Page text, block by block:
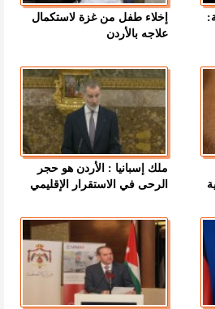
إخلاء طفل من غزة لاستكمال
علاجه بالأردن
ملك إسبانيا : الأردن هو حجر
الرحى في الاستقرار الإقليمي